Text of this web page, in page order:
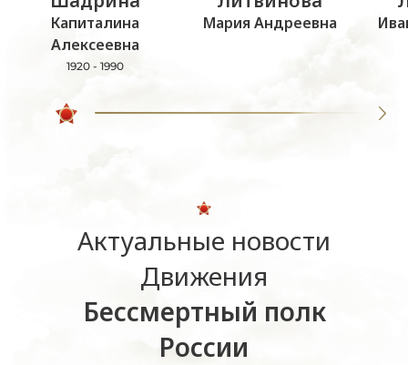
Капиталина
Алексеевна
1920 - 1990
Мария Андреевна
Актуальные новости
Движения
Бессмертный полк
России